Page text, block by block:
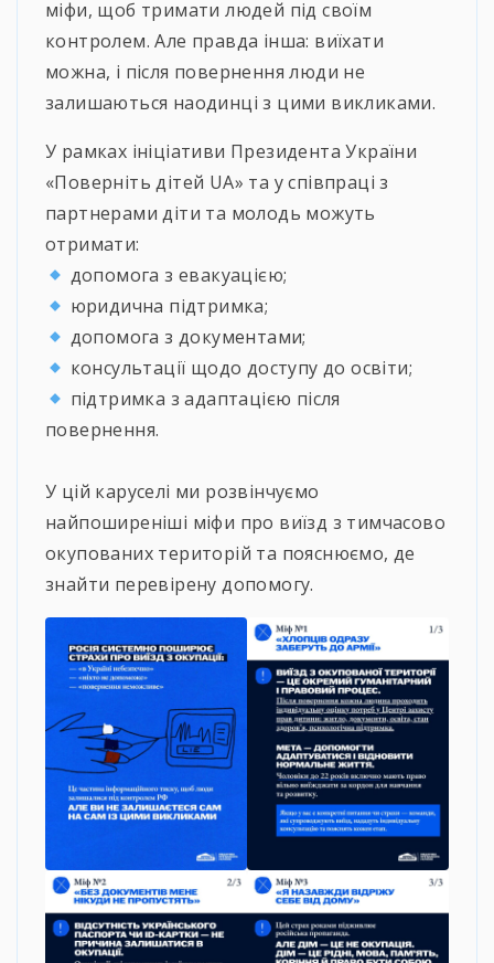
міфи, щоб тримати людей під своїм
контролем. Але правда інша: виїхати
можна, і після повернення люди не
залишаються наодинці з цими викликами.
У рамках ініціативи Президента України
«Поверніть дітей UA» та у співпраці з
партнерами діти та молодь можуть
отримати:
допомога з евакуацією;
юридична підтримка;
допомога з документами;
консультації щодо доступу до освіти;
підтримка з адаптацією після
повернення.
У цій каруселі ми розвінчуємо
найпоширеніші міфи про виїзд з тимчасово
окупованих територій та пояснюємо, де
знайти перевірену допомогу.